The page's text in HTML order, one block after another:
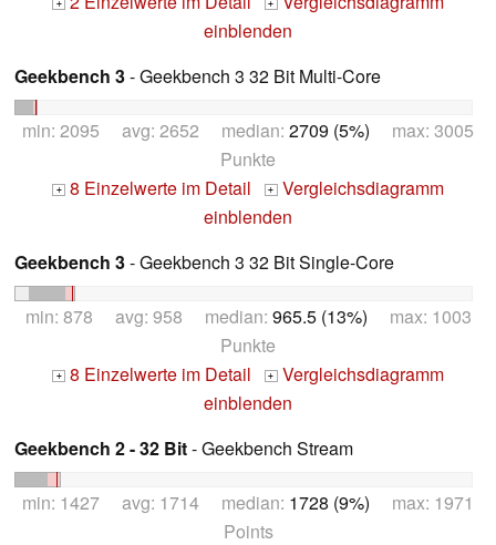
+ +
einblenden
Geekbench 3- Geekbench 3 32 Bit Multi-Core
min: 2095 avg: 2652 median: 2709 (5%) max: 3005
Punkte
+ 8 Einzelwerte im Detail + Vergleichsdiagramm
einblenden
Geekbench 3- Geekbench 3 32 Bit Single-Core
min: 878 avg: 958 median: 965.5 (13%) max: 1003
Punkte
+ 8 Einzelwerte im Detail + Vergleichsdiagramm
einblenden
Geekbench 2 - 32 Bit- Geekbench Stream
min: 1427 avg: 1714 median: 1728 (9%) max: 1971
Points